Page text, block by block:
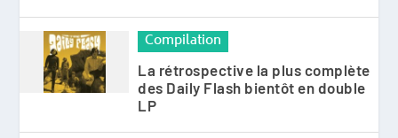
Compilation
La rétrospective la plus complète
des Daily Flash bientôt en double
LP